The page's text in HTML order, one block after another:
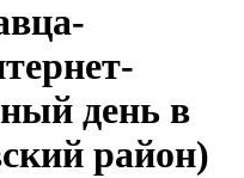
день в
район)